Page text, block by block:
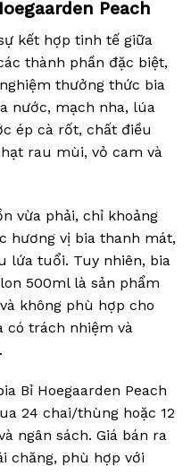
Peach
kết hợp tinh tế giữa
thành phần đặc biệt,
thưởng thức bia
nước, mạch nha, lúa
ép cà rốt, chất điều
rau mùi, vỏ cam và
vừa phải, chỉ khoảng
hương vị bia thanh mát,
lứa tuổi. Tuy nhiên, bia
500ml là sản phẩm
không phù hợp cho
có trách nhiệm và
Bỉ Hoegaarden Peach
24 chai/thùng hoặc 12
ngân sách. Giá bán ra
chăng, phù hợp với